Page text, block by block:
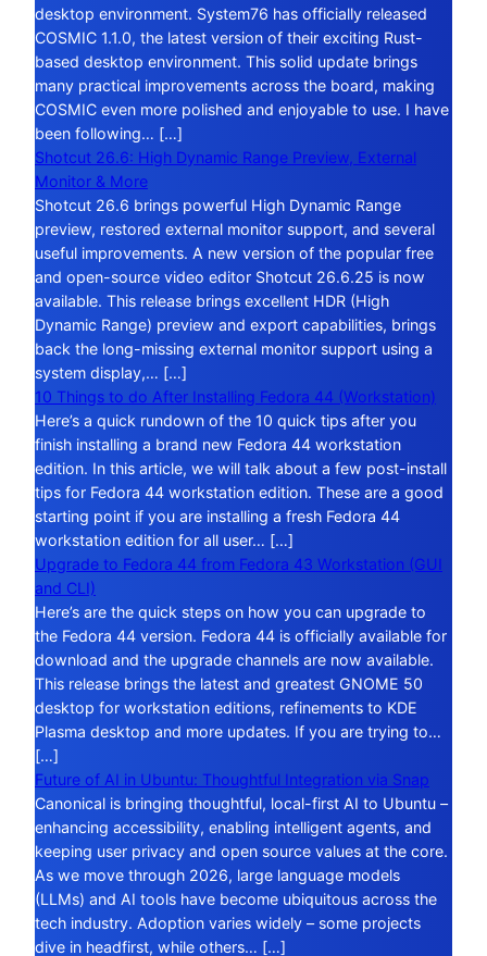
desktop environment. System76 has officially released
COSMIC 1.1.0, the latest version of their exciting Rust-
based desktop environment. This solid update brings
many practical improvements across the board, making
COSMIC even more polished and enjoyable to use. I have
been following… […]
Shotcut 26.6: High Dynamic Range Preview, External
Monitor & More
Shotcut 26.6 brings powerful High Dynamic Range
preview, restored external monitor support, and several
useful improvements. A new version of the popular free
and open-source video editor Shotcut 26.6.25 is now
available. This release brings excellent HDR (High
Dynamic Range) preview and export capabilities, brings
back the long-missing external monitor support using a
system display,… […]
10 Things to do After Installing Fedora 44 (Workstation)
Here’s a quick rundown of the 10 quick tips after you
finish installing a brand new Fedora 44 workstation
edition. In this article, we will talk about a few post-install
tips for Fedora 44 workstation edition. These are a good
starting point if you are installing a fresh Fedora 44
workstation edition for all user… […]
Upgrade to Fedora 44 from Fedora 43 Workstation (GUI
and CLI)
Here’s are the quick steps on how you can upgrade to
the Fedora 44 version. Fedora 44 is officially available for
download and the upgrade channels are now available.
This release brings the latest and greatest GNOME 50
desktop for workstation editions, refinements to KDE
Plasma desktop and more updates. If you are trying to…
[…]
Future of AI in Ubuntu: Thoughtful Integration via Snap
Canonical is bringing thoughtful, local-first AI to Ubuntu –
enhancing accessibility, enabling intelligent agents, and
keeping user privacy and open source values at the core.
As we move through 2026, large language models
(LLMs) and AI tools have become ubiquitous across the
tech industry. Adoption varies widely – some projects
dive in headfirst, while others… […]